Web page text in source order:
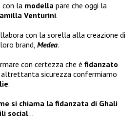
con la modella pare che oggi la
Venturini.
con la sorella alla creazione di
brand, Medea.
con certezza che è fidanzato
altrettanta sicurezza confermiamo
.
si chiama la fidanzata di Ghali
social…